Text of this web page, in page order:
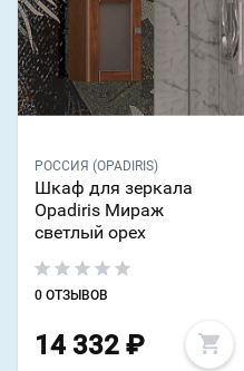
РОССИЯ (OPADIRIS)
Шкаф для зеркала
Opadiris Мираж
светлый орех
0 ОТЗЫВОВ
14 332 ₽